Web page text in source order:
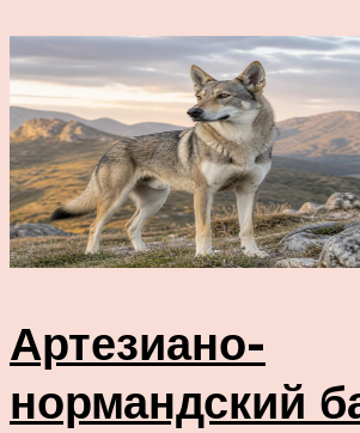
Артезиано-
нормандский